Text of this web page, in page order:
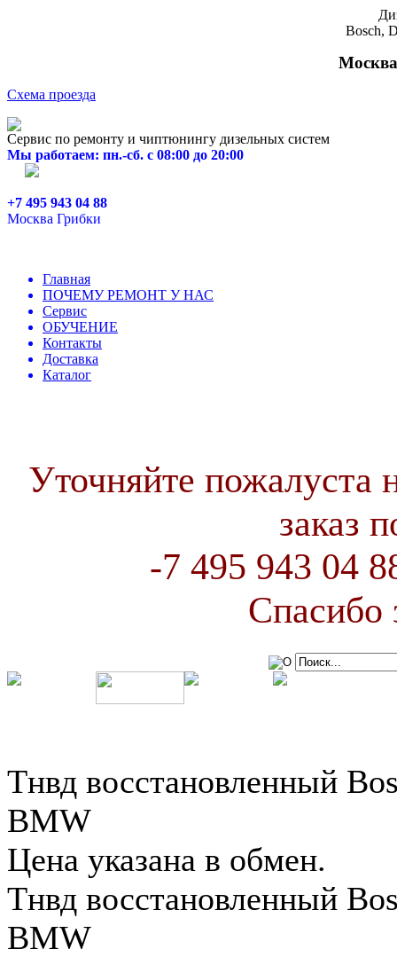
Bosch,
Схема проезда
Сервис по ремонту и чиптюнингу дизельных систем
Мы работаем: пн.-сб. с 08:00 до 20:00
+7 495 943 04 88
Москва Грибки
Главная
ПОЧЕМУ РЕМОНТ У НАС
Сервис
ОБУЧЕНИЕ
Контакты
Доставка
Каталог
Уточняйте пожалуста
заказ
-7 495 943 04
Спасибо
Тнвд восстановленный
BMW
Цена указана в обмен.
Тнвд восстановленный
BMW